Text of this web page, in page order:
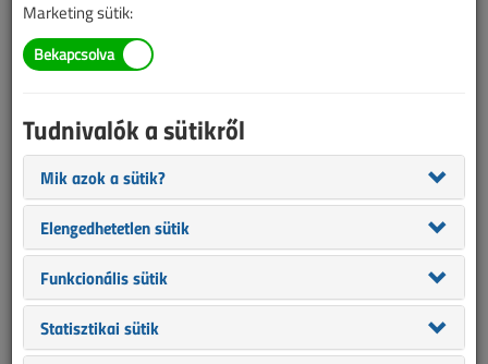
Van más mód ahhoz, hogy hozzáférjek egy cikkhez?
A megvásárolt cikket megkapom nyomtatott formában
Meddig érvényes a hozzáférés a megvásárolt cikkhez?
VL előfizetés
Marketing sütik:
Tudnivalók a sütikről
Mik azok a sütik?
Elengedhetetlen sütik
Funkcionális sütik
Statisztikai sütik